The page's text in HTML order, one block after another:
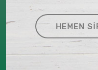
HEMEN